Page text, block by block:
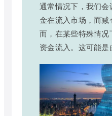
通常情况下，我们
金在流入市场，而
而，在某些特殊情
资金流入。这可能是